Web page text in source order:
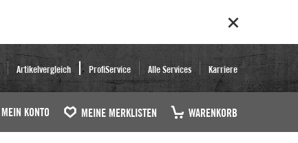
Artikelvergleich ProfiService Alle Services Karriere
MEIN KONTO MEINE MERKLISTEN WARENKORB